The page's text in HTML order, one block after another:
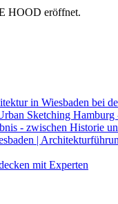
HOOD eröffnet.
in Wiesbaden bei
Sketching
- zwischen Historie
|
mit Experten